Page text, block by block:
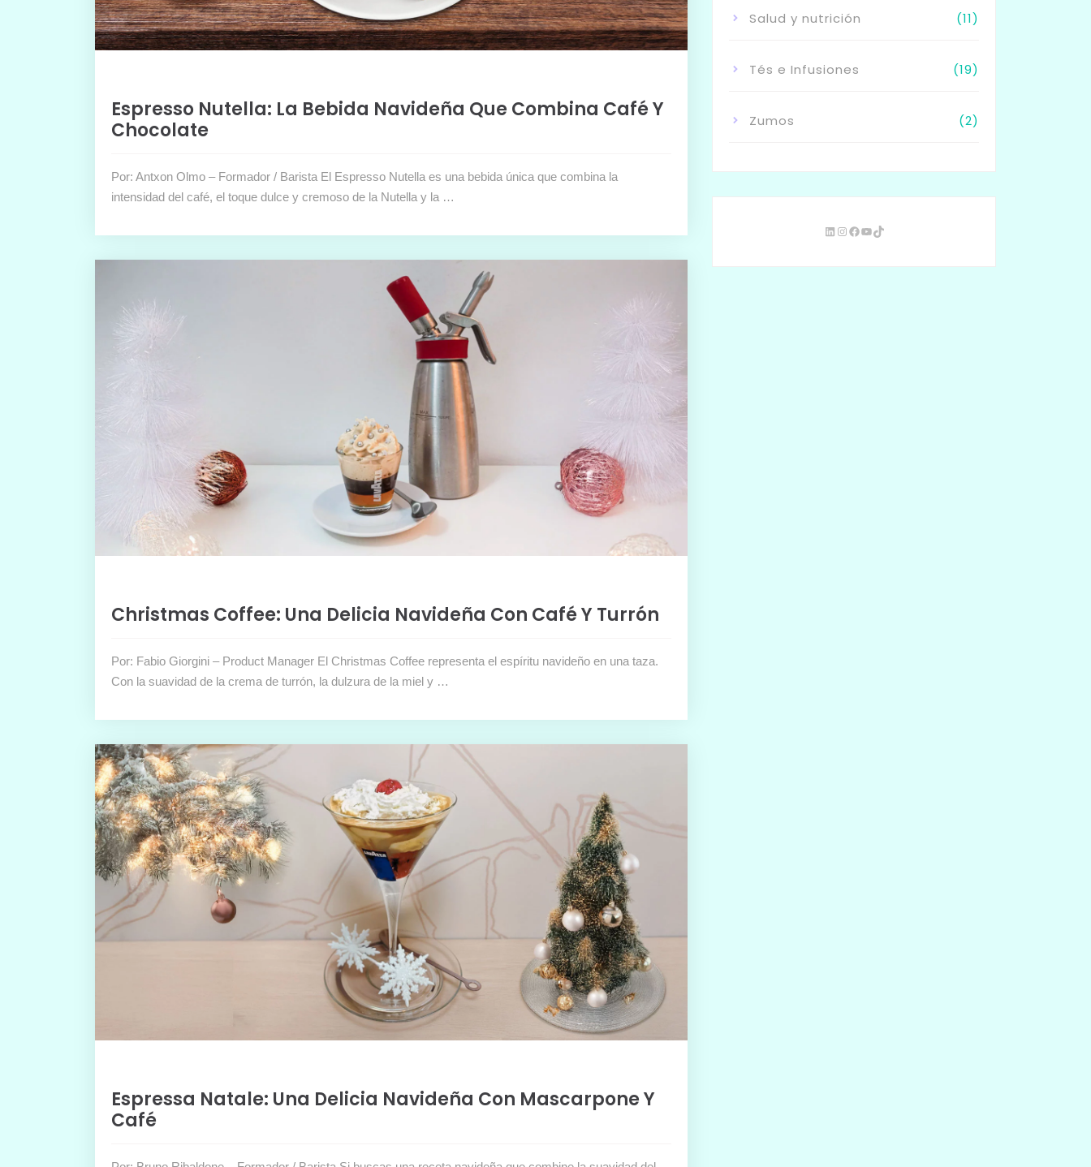
Espresso Nutella: La Bebida Navideña Que Combina Café Y
Chocolate
Por: Antxon Olmo – Formador / Barista El Espresso Nutella es una bebida única que combina la
intensidad del café, el toque dulce y cremoso de la Nutella y la …
Christmas Coffee: Una Delicia Navideña Con Café Y Turrón
Por: Fabio Giorgini – Product Manager El Christmas Coffee representa el espíritu navideño en una taza.
Con la suavidad de la crema de turrón, la dulzura de la miel y …
Espressa Natale: Una Delicia Navideña Con Mascarpone Y
Café
Salud y nutrición (11)
Tés e Infusiones (19)
Zumos (2)